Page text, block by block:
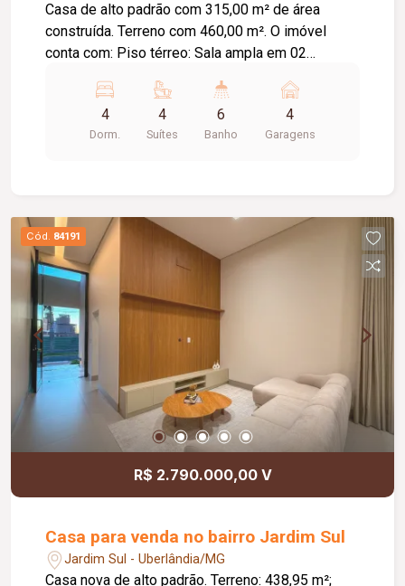
Casa de alto padrão com 315,00 m² de área
construída. Terreno com 460,00 m². O imóvel
conta com: Piso térreo: Sala ampla em 02
independente; 01 suíte; Lavabo; Cozinha
espaçosa com despensa; Varanda gourmet
integrada com churrasqueira; Ofurô com deck;
Sacada; Diferenciais: Aquecimento solar; Energia
fotovoltaica; Marcenaria planejada em todos os
ambientes; Rebaixamento em gesso; Paisagismo
completo; Ar-condicionado; Área de lazer: Campo
de futebol; Quadra poliesportiva; Playground;
Ambientes amplos, sofisticados e planejados
para oferecer conforto, lazer e qualidade de vida
para toda a família.
4
Dorm.
4
Suítes
6
Banho
4
Garagens
Cód. 84191
R$ 2.790.000,00 V
Casa para venda no bairro Jardim Sul
Jardim Sul - Uberlândia/MG
Casa nova de alto padrão. Terreno: 438,95 m²;